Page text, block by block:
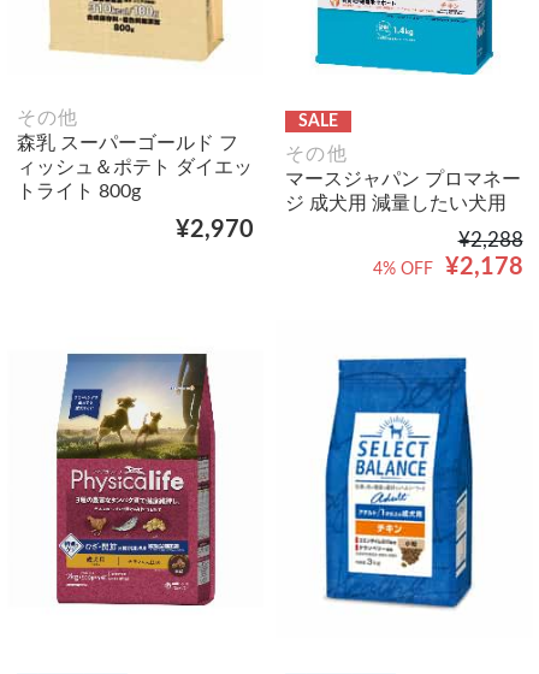
その他
森乳 スーパーゴールド フ
ィッシュ＆ポテト ダイエッ
トライト 800g
¥2,970
SALE
その他
マースジャパン プロマネー
ジ 成犬用 減量したい犬用
¥2,288
¥2,178
4% OFF